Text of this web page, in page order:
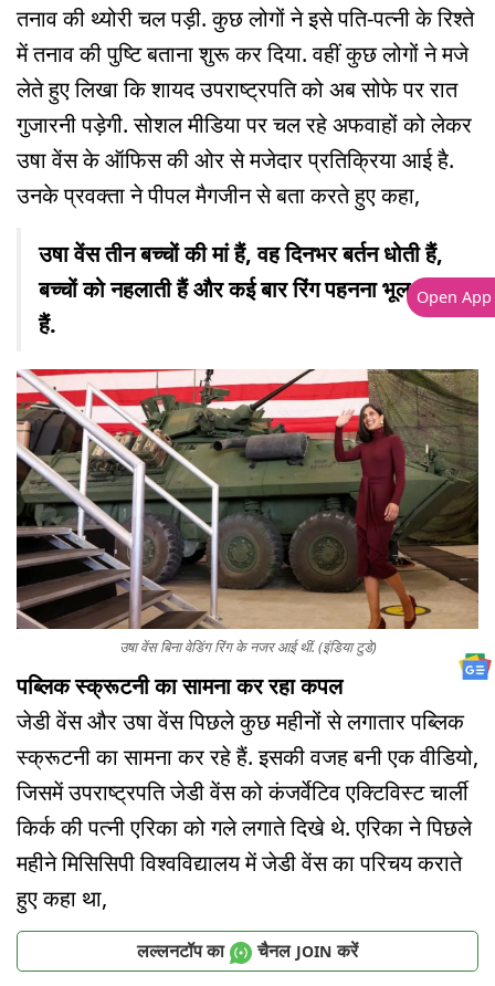
तनाव की थ्योरी चल पड़ी. कुछ लोगों ने इसे पति-पत्नी के रिश्ते
में तनाव की पुष्टि बताना शुरू कर दिया. वहीं कुछ लोगों ने मजे
लेते हुए लिखा कि शायद उपराष्ट्रपति को अब सोफे पर रात
गुजारनी पड़ेगी. सोशल मीडिया पर चल रहे अफवाहों को लेकर
उषा वेंस के ऑफिस की ओर से मजेदार प्रतिक्रिया आई है.
उनके प्रवक्ता ने पीपल मैगजीन से बता करते हुए कहा,
उषा वेंस तीन बच्चों की मां हैं, वह दिनभर बर्तन धोती हैं,
बच्चों को नहलाती हैं और कई बार रिंग पहनना भूल जाती
हैं.
उषा वेंस बिना वेडिंग रिंग के नजर आई थीं. (इंडिया टुडे)
पब्लिक स्क्रूटनी का सामना कर रहा कपल
जेडी वेंस और उषा वेंस पिछले कुछ महीनों से लगातार पब्लिक
स्क्रूटनी का सामना कर रहे हैं. इसकी वजह बनी एक वीडियो,
जिसमें उपराष्ट्रपति जेडी वेंस को कंजर्वेटिव एक्टिविस्ट चार्ली
किर्क की पत्नी एरिका को गले लगाते दिखे थे. एरिका ने पिछले
महीने मिसिसिपी विश्वविद्यालय में जेडी वेंस का परिचय कराते
हुए कहा था,
लल्लनटॉप का चैनल JOIN करें
Open App